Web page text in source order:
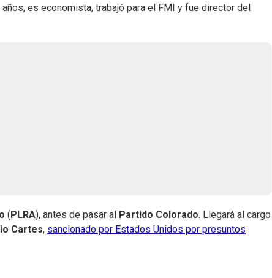
es economista, trabajó para el FMI y fue director del
( PLRA), antes de pasar al Partido Colorado. Llegará al cargo
Cartes, sancionado por Estados Unidos por presuntos